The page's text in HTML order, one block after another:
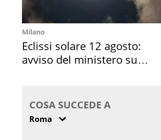
Milano
Eclissi solare 12 agosto:
avviso del ministero su